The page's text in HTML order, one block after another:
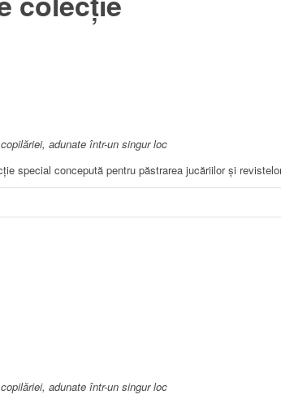
adunate într-un singur loc
special concepută pentru păstrarea jucăriilor și
adunate într-un singur loc